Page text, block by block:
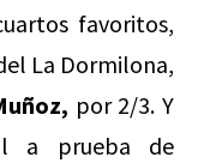
favoritos,
La Dormilona,
por 2/3. Y
a prueba de